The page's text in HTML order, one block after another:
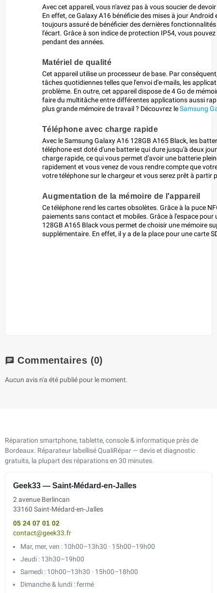
Avec cet appareil, vous n'avez pas à vous soucier de
En effet, ce Galaxy A16 bénéficie des mises à jour
toujours assuré de bénéficier des dernières
l'écart. Grâce à son indice de protection IP54, vous
pendant des années.
Matériel de qualité
Cet appareil utilise un processeur de base. Par
tâches quotidiennes telles que l'envoi d'e-mails, les
problème. En outre, cet appareil dispose de 4 Go de
faire du multitâche entre différentes applications aussi
plus grande mémoire de travail ? Découvrez leSamsung
Téléphone avec charge rapide
Avec le Samsung Galaxy A16 128GB A165 Black, les
téléphone est doté d'une batterie qui dure jusqu'à deux
charge rapide, ce qui vous permet d'avoir une batterie
rapidement et vous venez de vous rendre compte que
votre téléphone sur le chargeur et vous serez prêt à partir
Augmentation de la mémoire de l'appareil
Ce téléphone rend les cartes obsolètes. Grâce à la puce
paiements sans contact et mobiles. Grâce à l'espace
128GB A165 Black vous permet de choisir une mémoire
supplémentaire. En effet, il y a de la place pour une carte
chat Commentaires (0)
Aucun avis n'a été publié pour le moment.
Réparation smartphone, tablette, console & informatique près de
Bordeaux. Réparateur labellisé QualiRépar — devis et diagnostic
gratuits, la plupart des réparations en 30 minutes.
Geek33 — Saint-Médard-en-Jalles
2 avenue Berlincan
33160 Saint-Médard-en-Jalles
05 24 07 01 02
contact@geek33.fr
Mar, mer, ven : 10h00–13h30 · 15h00–19h00
Jeudi : 13h30–19h00
Samedi : 10h00–13h30 · 15h00–18h00
Dimanche & lundi : fermé